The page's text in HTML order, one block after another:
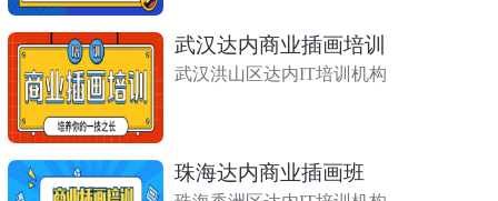
武汉达内商业插画培训
武汉洪山区达内IT培训机构
珠海达内商业插画班